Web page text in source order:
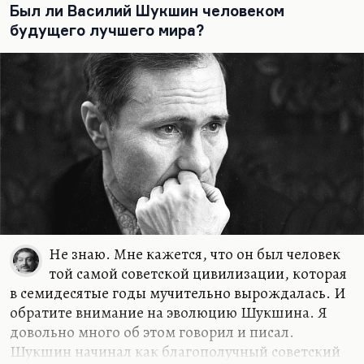
Был ли Василий Шукшин человеком
будущего лучшего мира?
Не знаю. Мне кажется, что он был человек
той самой советской цивилизации, которая
в семидесятые годы мучительно вырождалась. И
обратите внимание на эволюцию Шукшина. Я
довольно много об этом говорил и писал.
Шукшин начинал как благополучный советский